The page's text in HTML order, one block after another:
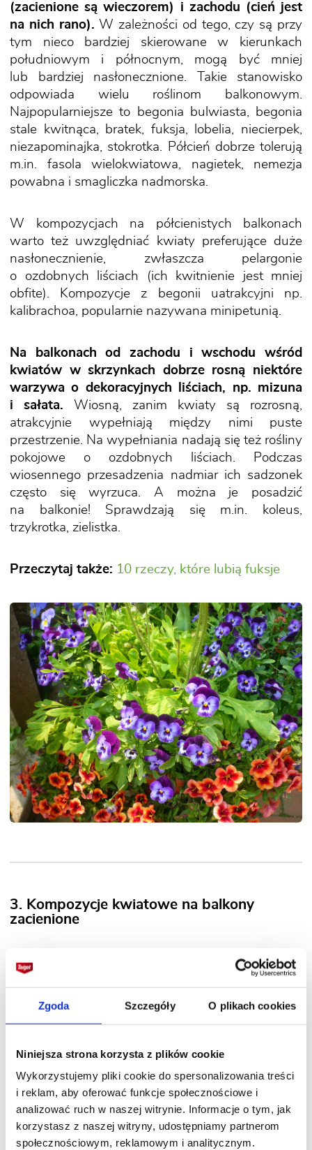
Zgoda Szczegóły O plikach cookies
Niniejsza strona korzysta z plików cookie
Wykorzystujemy pliki cookie do spersonalizowania treści
i reklam, aby oferować funkcje społecznościowe i
analizować ruch w naszej witrynie. Informacje o tym, jak
korzystasz z naszej witryny, udostępniamy partnerom
społecznościowym, reklamowym i analitycznym.
(zacienione są wieczorem) i zachodu (cień jest
na nich rano). W zależności od tego, czy są przy
tym nieco bardziej skierowane w kierunkach
południowym i północnym, mogą być mniej
lub bardziej nasłonecznione. Takie stanowisko
odpowiada wielu roślinom balkonowym.
Najpopularniejsze to begonia bulwiasta, begonia
stale kwitnąca, bratek, fuksja, lobelia, niecierpek,
niezapominajka, stokrotka. Półcień dobrze tolerują
m.in. fasola wielokwiatowa, nagietek, nemezja
powabna i smagliczka nadmorska.
W kompozycjach na półcienistych balkonach
warto też uwzględniać kwiaty preferujące duże
nasłonecznienie, zwłaszcza pelargonie
o ozdobnych liściach (ich kwitnienie jest mniej
obfite). Kompozycje z begonii uatrakcyjni np.
kalibrachoa, popularnie nazywana minipetunią.
Na balkonach od zachodu i wschodu wśród
kwiatów w skrzynkach dobrze rosną niektóre
warzywa o dekoracyjnych liściach, np. mizuna
i sałata. Wiosną, zanim kwiaty są rozrosną,
atrakcyjnie wypełniają między nimi puste
przestrzenie. Na wypełniania nadają się też rośliny
pokojowe o ozdobnych liściach. Podczas
wiosennego przesadzenia nadmiar ich sadzonek
często się wyrzuca. A można je posadzić
na balkonie! Sprawdzają się m.in. koleus,
trzykrotka, zielistka.
Przeczytaj także: 10 rzeczy, które lubią fuksje
3. Kompozycje kwiatowe na balkony
zacienione
Balkony zacienione mają wystawę od północy.
Czasem dociera do nich nieco promieni
wschód lub północny zachód. Pełny cień
To m.in. bergenia, bluszcz pospolity, funkia,
ozdobne głównie z liści. Jeśli na balkon choć
na krótko docierają promienie słoneczne, warto
wśród nich posadzić begonie, bratki, fuksje,
niecierpki, niezapominajki. Ich kwiaty sprawiają, że